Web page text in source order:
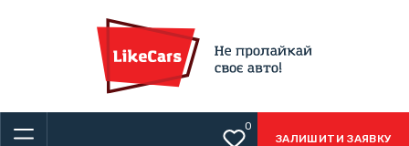
0
ЗАЛИШИТИ ЗАЯВКУ